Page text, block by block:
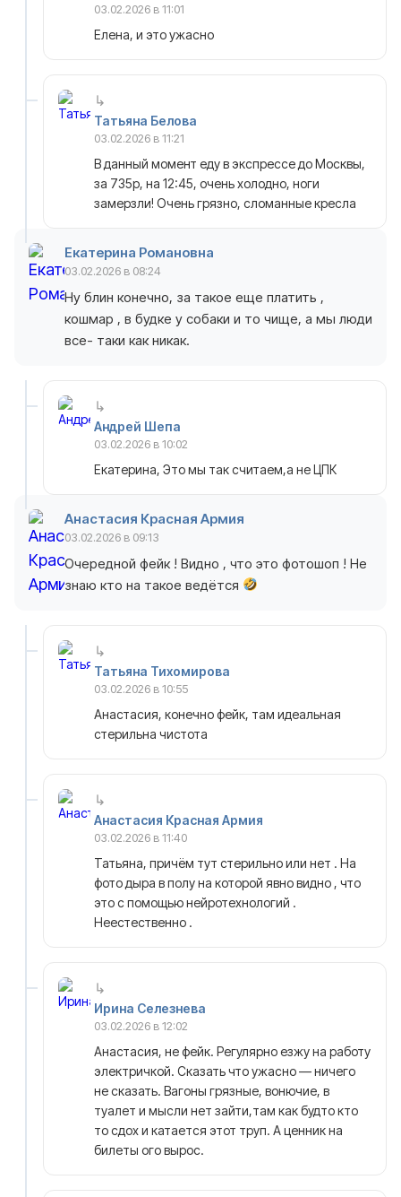
03.02.2026 в 11:01
Елена, и это ужасно
Татьяна Белова
03.02.2026 в 11:21
В данный момент еду в экспрессе до Москвы,
за 735р, на 12:45, очень холодно, ноги
замерзли! Очень грязно, сломанные кресла
Екатерина Романовна
03.02.2026 в 08:24
Ну блин конечно, за такое еще платить ,
кошмар , в будке у собаки и то чище, а мы люди
все- таки как никак.
Андрей Шепа
03.02.2026 в 10:02
Екатерина, Это мы так считаем,а не ЦПК
Анастасия Красная Армия
03.02.2026 в 09:13
Очередной фейк ! Видно , что это фотошоп ! Не
знаю кто на такое ведётся
Татьяна Тихомирова
03.02.2026 в 10:55
Анастасия, конечно фейк, там идеальная
стерильна чистота
Анастасия Красная Армия
03.02.2026 в 11:40
Татьяна, причём тут стерильно или нет . На
фото дыра в полу на которой явно видно , что
это с помощью нейротехнологий .
Неестественно .
Ирина Селезнева
03.02.2026 в 12:02
Анастасия, не фейк. Регулярно езжу на работу
электричкой. Сказать что ужасно — ничего
не сказать. Вагоны грязные, вонючие, в
туалет и мысли нет зайти,там как будто кто
то сдох и катается этот труп. А ценник на
билеты ого вырос.